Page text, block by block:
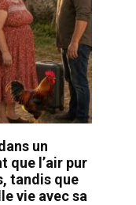
un
que l’air pur
tandis que
vie avec sa